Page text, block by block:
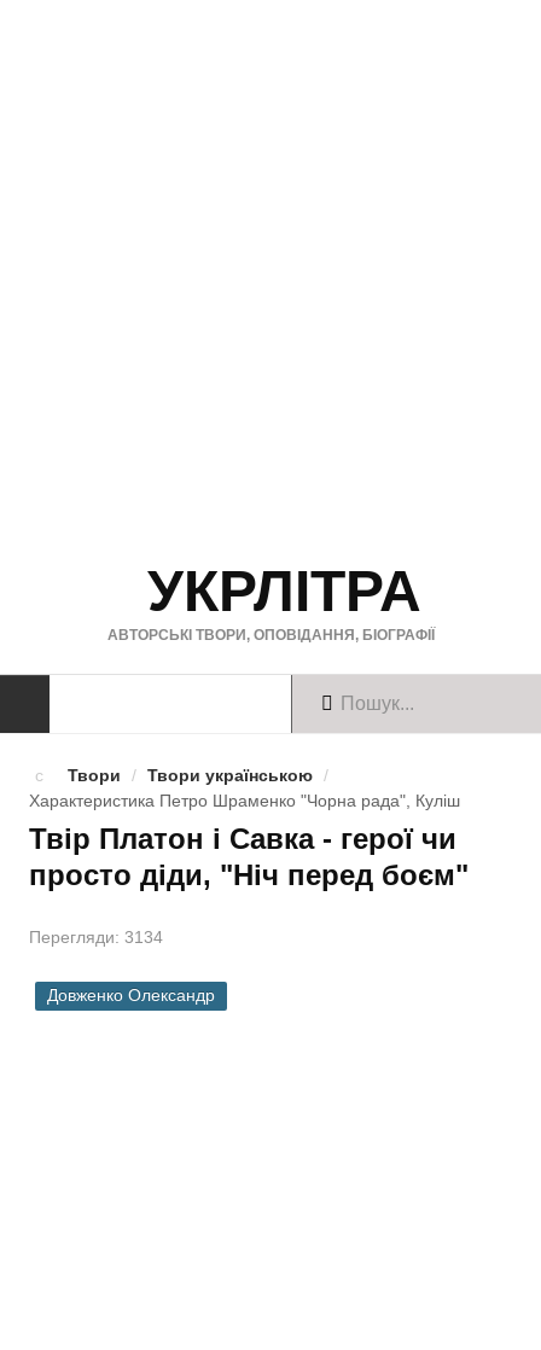
УКРЛІТРА
АВТОРСЬКІ ТВОРИ, ОПОВІДАННЯ, БІОГРАФІЇ
Твори англійською
Твори / Твори українською /
Характеристика Петро Шраменко "Чорна рада", Куліш
Твір Платон і Савка - герої чи
просто діди, "Ніч перед боєм"
Перегляди: 3134
Довженко Олександр